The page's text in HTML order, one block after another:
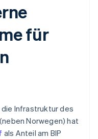
für
Infrastruktur des
Norwegen) hat
als Anteil am BIP